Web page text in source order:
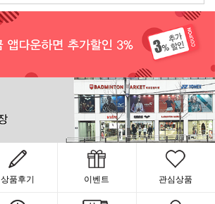
상품후기 이벤트 관심상품